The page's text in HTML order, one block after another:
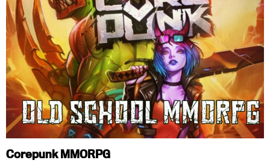
Corepunk MMORPG